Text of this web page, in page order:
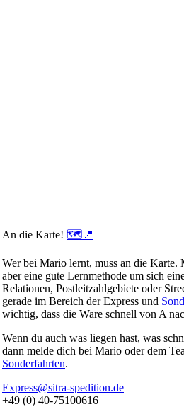
An die Karte! 🗺️ 📍
Wer bei Mario lernt, muss an die Karte.
aber eine gute Lernmethode um sich
Relationen, Postleitzahlgebiete oder
gerade im Bereich der Express und
wichtig, dass die Ware schnell von A
Wenn du auch was liegen hast, was
dann melde dich bei Mario oder dem
Sonderfahrten.
Express@sitra-spedition.de
+49 (0) 40-75100616